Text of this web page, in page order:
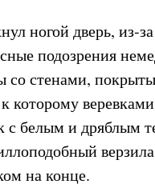
ногой дверь, из-
подозрения
со стенами,
которому
с белым и дряблым
на конце.